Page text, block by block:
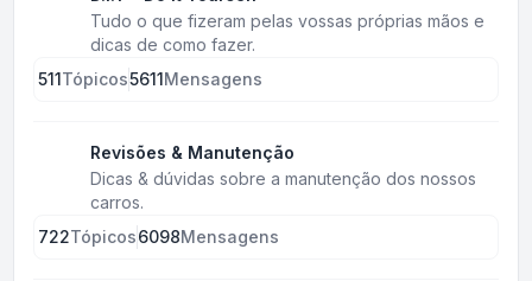
Tudo o que fizeram pelas vossas próprias mãos e
dicas de como fazer.
511Tópicos5611Mensagens
Revisões & Manutenção
Dicas & dúvidas sobre a manutenção dos nossos
carros.
722Tópicos6098Mensagens